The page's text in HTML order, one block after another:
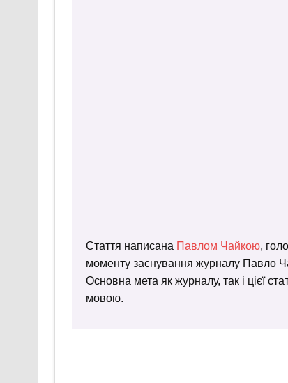
Стаття написана Павлом Чайкою,
моменту заснування журналу Павло
Основна мета як журналу, так і цієї
мовою.